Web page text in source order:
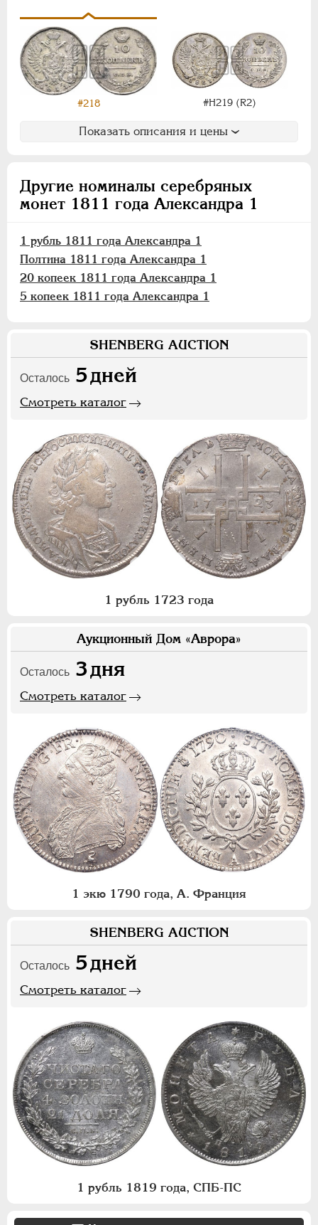
#218 #Н219 (R2)
Показать описания и цены
Другие номиналы серебряных
монет 1811 года Александра 1
1 рубль 1811 года Александра 1
Полтина 1811 года Александра 1
20 копеек 1811 года Александра 1
5 копеек 1811 года Александра 1
SHENBERG AUCTION
Осталось 5дней
Смотреть каталог
1 рубль 1723 года
Аукционный Дом «Аврора»
Осталось 3дня
Смотреть каталог
1 экю 1790 года, А. Франция
SHENBERG AUCTION
Осталось 5дней
Смотреть каталог
1 рубль 1819 года, СПБ-ПС
1826-1855
АЛЕКСАНДР II
1855-1881
АЛЕКСАНДР III 1881-1894
НИКОЛАЙ II 1894-1917
ВРЕМЕННОЕ ПРАВ. 1917-1918
ИНОСТРАННЫЕ